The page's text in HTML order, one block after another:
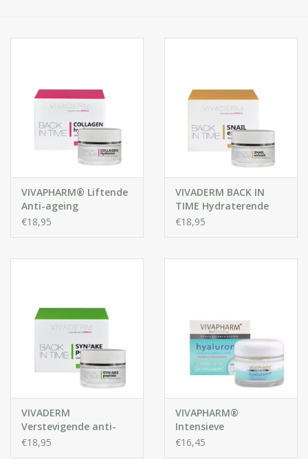
Gift sets
Blog
VIVAPHARM® Liftende
Anti-ageing
Gezichtscrème met
€18,95
VIVADERM BACK IN
TIME Hydraterende
verhelderende crème
€18,95
VIVADERM
Verstevigende anti-
rimpelcrème SYN®-
€18,95
VIVAPHARM®
Intensieve
Gezichtscrème met
€16,45